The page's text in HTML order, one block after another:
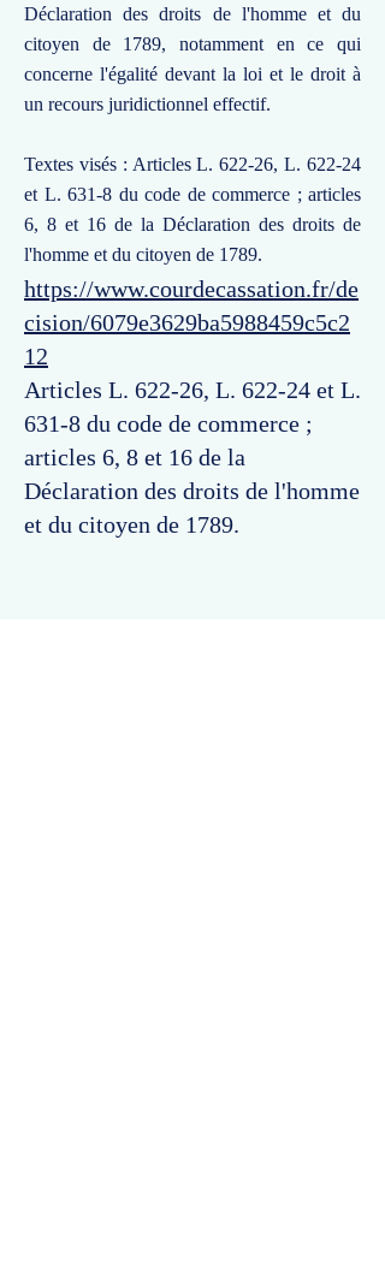
Déclaration des droits de l'homme et du
citoyen de 1789, notamment en ce qui
concerne l'égalité devant la loi et le droit à
un recours juridictionnel effectif.
Textes visés : Articles L. 622-26, L. 622-24
et L. 631-8 du code de commerce ; articles
6, 8 et 16 de la Déclaration des droits de
l'homme et du citoyen de 1789.
https://www.courdecassation.fr/de
cision/6079e3629ba5988459c5c2
12
Articles L. 622-26, L. 622-24 et L.
631-8 du code de commerce ;
articles 6, 8 et 16 de la
Déclaration des droits de l'homme
et du citoyen de 1789.